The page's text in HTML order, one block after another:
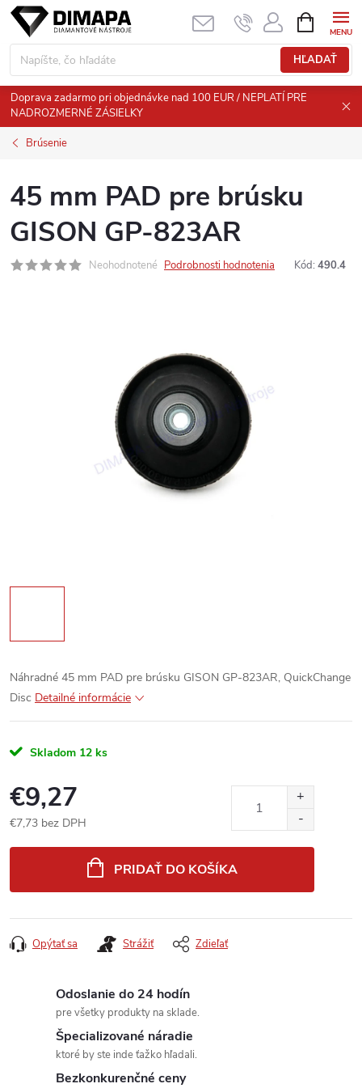
Prejsť
obsah
HĽADAŤ
KOŠÍK
Doprava zadarmo pri objednávke nad 100 EUR / NEPLATÍ PRE
NADROZMERNÉ ZÁSIELKY
Brúsenie
45 mm PAD pre brúsku
GISON GP-823AR
Neohodnotené Podrobnosti hodnotenia Kód: 490.4
Náhradné 45 mm PAD pre brúsku GISON GP-823AR, QuickChange
Disc Detailné informácie
Skladom 12 ks
€9,27
€7,73 bez DPH
PRIDAŤ DO KOŠÍKA
Opýtať sa Strážiť Zdieľať
Odoslanie do 24 hodín
pre všetky produkty na sklade.
Špecializované náradie
ktoré by ste inde ťažko hľadali.
Bezkonkurenčné ceny